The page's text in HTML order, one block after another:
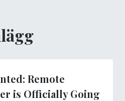
Remote
is Officially Going